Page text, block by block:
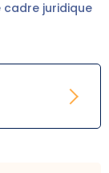
juridique